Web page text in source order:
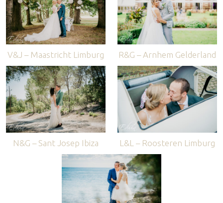
V&J – Maastricht Limburg R&G – Arnhem Gelderland
N&G – Sant Josep Ibiza L&L – Roosteren Limburg